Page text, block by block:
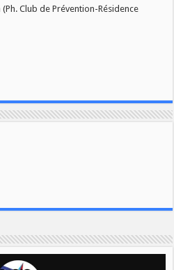
Club de Prévention-Résidence